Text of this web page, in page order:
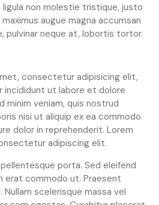
non molestie tristique, justo
augue magna accumsan
pulvinar neque at, lobortis tortor.
consectetur adipisicing elit,
incididunt ut labore et dolore
minim veniam, quis nostrud
nisi ut aliquip ex ea commodo
dolor in reprehenderit. Lorem
adipiscing elit.
porta. Sed eleifend
erat commodo ut. Praesent
scelerisque massa vel